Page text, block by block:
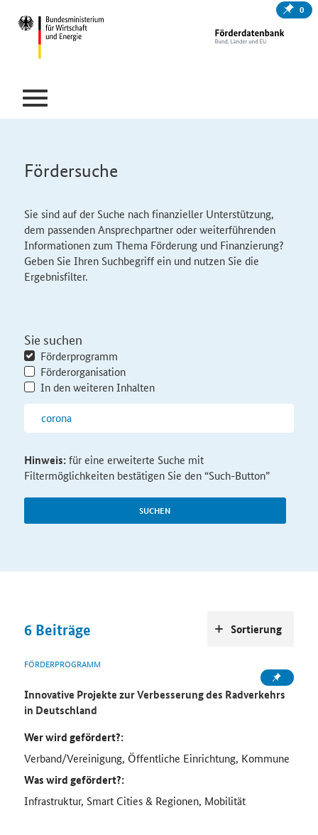
0
Fördersuche
Sie sind auf der Suche nach finanzieller Unterstützung,
dem passenden Ansprechpartner oder weiterführenden
Informationen zum Thema Förderung und Finanzierung?
Geben Sie Ihren Suchbegriff ein und nutzen Sie die
Ergebnisfilter.
Sie suchen
Förderprogramm
Förderorganisation
In den weiteren Inhalten
SUCHEN
Hinweis:für eine erweiterte Suche mit
Filtermöglichkeiten bestätigen Sie den “Such-Button”
6 Beiträge
FÖRDERPROGRAMM
Innovative Projekte zur Verbesserung des Radverkehrs
in Deutschland
Wer wird gefördert?:
Verband/Vereinigung, Öffentliche Einrichtung, Kommune
Was wird gefördert?:
Infrastruktur, Smart Cities & Regionen, Mobilität
Sortierung